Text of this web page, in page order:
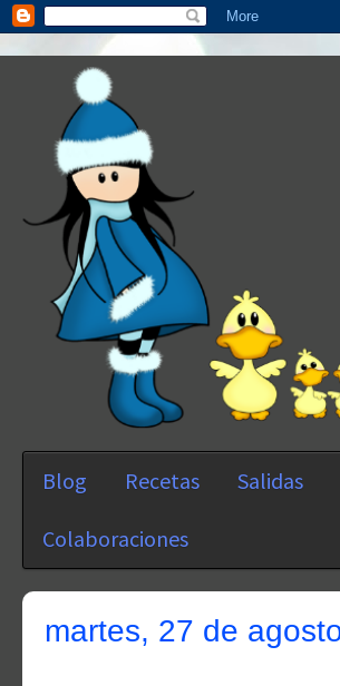
Blog Recetas Salidas
Colaboraciones
martes, 27 de